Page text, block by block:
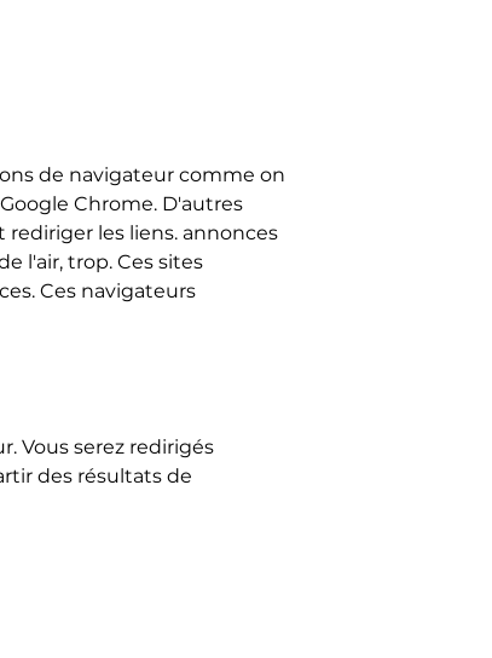
de navigateur comme on
Chrome. D'autres
les liens. annonces
l'air, trop. Ces sites
Ces navigateurs
Vous serez redirigés
des résultats de